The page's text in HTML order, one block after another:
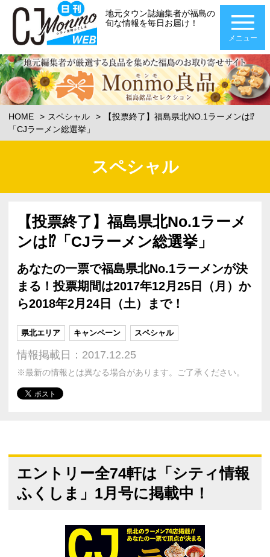
地元タウン誌編集者が福島の
旬な情報を毎日お届け！
メニュー
HOME スペシャル
【投票終了】福島県北NO.1ラーメンは⁉
「CJラーメン総選挙」
スペシャル
【投票終了】福島県北No.1ラーメ
ンは⁉「CJラーメン総選挙」
あなたの一票で福島県北No.1ラーメンが決
まる！投票期間は2017年12月25日（月）か
ら2018年2月24日（土）まで！
県北エリア キャンペーン スペシャル
情報掲載日：2017.12.25
※最新の情報とは異なる場合があります。ご了承ください。
エントリー全74軒は「シティ情報
ふくしま」1月号に掲載中！